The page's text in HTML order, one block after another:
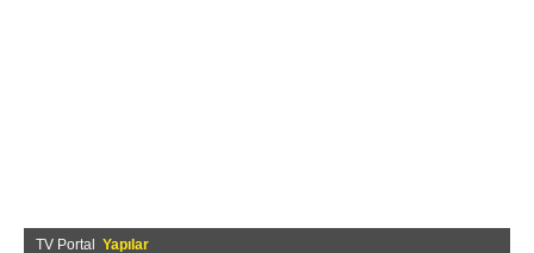
TV Portal Yapılar